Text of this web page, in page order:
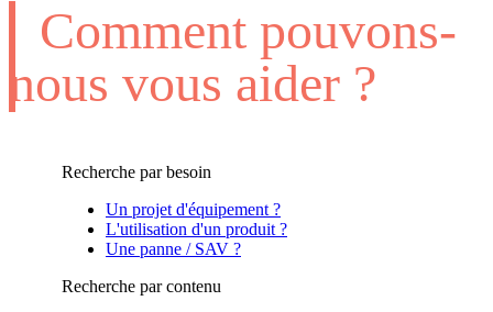
Comment pouvons-
nous vous aider ?
Recherche par besoin
Un projet d'équipement ?
L'utilisation d'un produit ?
Une panne / SAV ?
Recherche par contenu